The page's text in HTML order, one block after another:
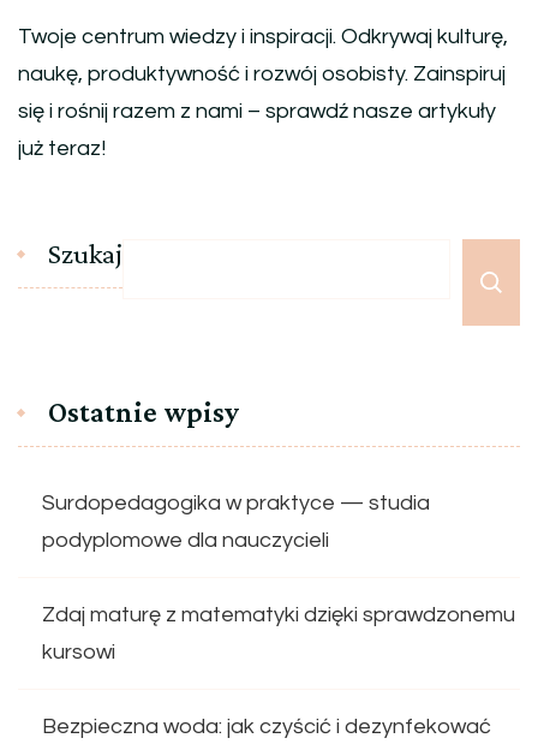
Twoje centrum wiedzy i inspiracji. Odkrywaj kulturę,
naukę, produktywność i rozwój osobisty. Zainspiruj
się i rośnij razem z nami – sprawdź nasze artykuły
już teraz!
Szukaj
Ostatnie wpisy
Surdopedagogika w praktyce — studia
podyplomowe dla nauczycieli
Zdaj maturę z matematyki dzięki sprawdzonemu
kursowi
Bezpieczna woda: jak czyścić i dezynfekować